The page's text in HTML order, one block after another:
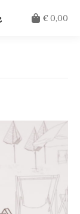
€0,00